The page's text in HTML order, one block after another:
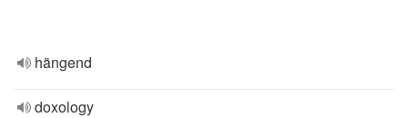
hängend
doxology